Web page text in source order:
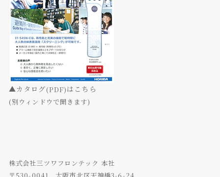
▲カタログ(PDF)はこちら
(別ウィンドウで開きます)
株式会社三ツワフロンテック 本社